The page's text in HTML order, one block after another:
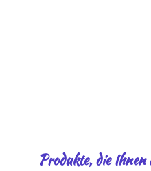
Produkte, die